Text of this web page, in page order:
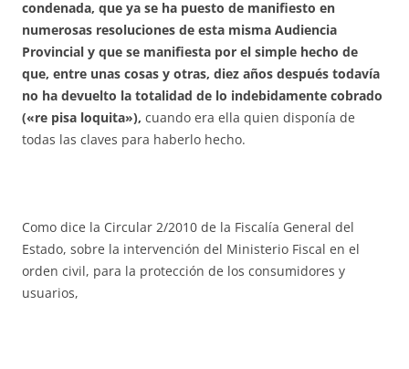
condenada, que ya se ha puesto de manifiesto en
numerosas resoluciones de esta misma Audiencia
Provincial y que se manifiesta por el simple hecho de
que, entre unas cosas y otras, diez años después todavía
no ha devuelto la totalidad de lo indebidamente cobrado
(«re pisa loquita»), cuando era ella quien disponía de
todas las claves para haberlo hecho.
Como dice la Circular 2/2010 de la Fiscalía General del
Estado, sobre la intervención del Ministerio Fiscal en el
orden civil, para la protección de los consumidores y
usuarios,